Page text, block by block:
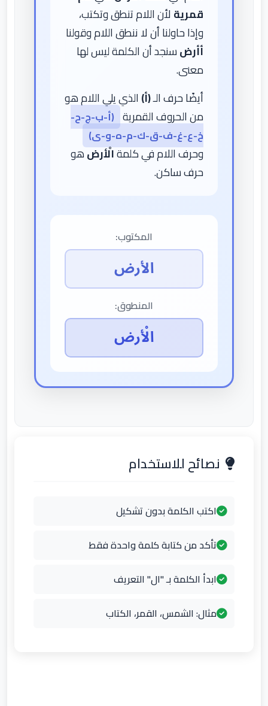
قمريةلأن اللام تنطق وتكتب،
وإذا حاولنا أن لا ننطق اللام وقولنا
أأرضسنجد أن الكلمة ليس لها
معنى.
أيضًا حرف الـ(أ)الذي يلي اللام هو
من الحروف القمرية (أ-ب-ج-ح-
خ-ع-غ-ف-ق-ك-م-ه-و-ى)
وحرف اللام في كلمةالْأرضهو
حرف ساكن.
المكتوب:
الأرض
المنطوق:
الْأرض
نصائح للاستخدام
اكتب الكلمة بدون تشكيل
تأكد من كتابة كلمة واحدة فقط
ابدأ الكلمة بـ "ال" التعريف
مثال: الشمس، القمر، الكتاب